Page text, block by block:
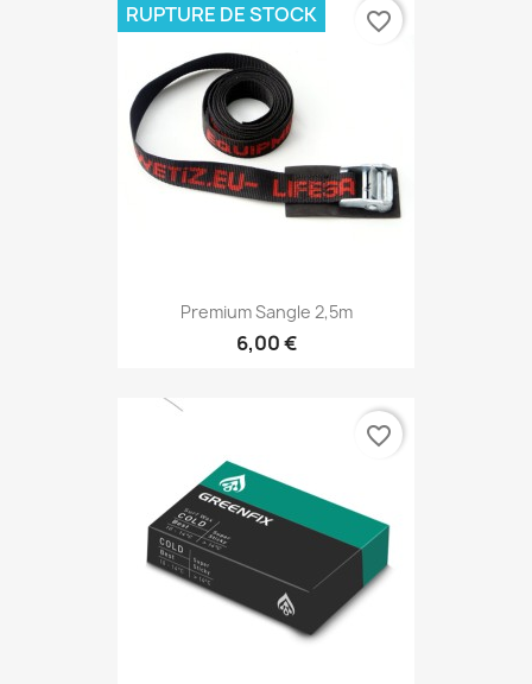
Premium Sangle 2,5m
6,00 €
RUPTURE DE STOCK favorite_border
favorite_border